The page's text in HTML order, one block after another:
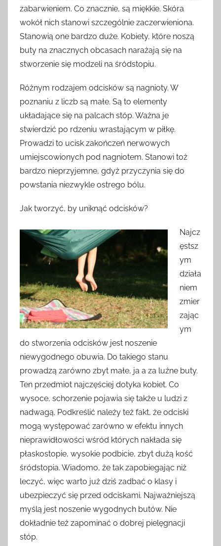
zabarwieniem. Co znacznie, są miękkie. Skóra
wokół nich stanowi szczególnie zaczerwieniona.
Stanowią one bardzo duże. Kobiety, które noszą
buty na znacznych obcasach narażają się na
stworzenie się modzeli na śródstopiu.
Różnym rodzajem odcisków są nagnioty. W
poznaniu z liczb są małe. Są to elementy
układające się na palcach stóp. Ważna je
stwierdzić po rdzeniu wrastającym w piłkę.
Prowadzi to ucisk zakończeń nerwowych
umiejscowionych pod nagniotem. Stanowi toż
bardzo nieprzyjemne, gdyż przyczynia się do
powstania niezwykle ostrego bólu.
Jak tworzyć, by uniknąć odcisków?
Najcz
ęstsz
ym
działa
niem
zmier
zając
ym
do stworzenia odcisków jest noszenie
niewygodnego obuwia. Do takiego stanu
prowadzą zarówno zbyt małe, ja a za luźne buty.
Ten przedmiot najczęściej dotyka kobiet. Co
wysoce, schorzenie pojawia się także u ludzi z
nadwagą. Podkreślić należy też fakt, że odciski
mogą występować zarówno w efektu innych
nieprawidłowości wśród których nakłada się
płaskostopie, wysokie podbicie, zbyt dużą kość
śródstopia. Wiadomo, że tak zapobiegając niż
leczyć, więc warto już dziś zadbać o klasy i
ubezpieczyć się przed odciskami. Najważniejszą
myślą jest noszenie wygodnych butów. Nie
dokładnie też zapominać o dobrej pielęgnacji
stóp.